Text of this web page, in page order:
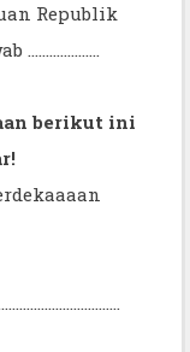
Republik
berikut ini